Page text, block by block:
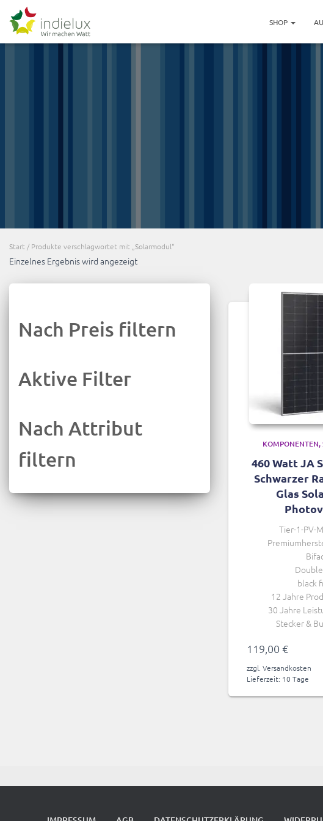
SHOP
Start / Produkte verschlagwortet mit „Solarmodul“
Einzelnes Ergebnis wird angezeigt
Nach Preis filtern
Aktive Filter
Nach Attribut
filtern
KOMPONENTEN
460 Watt JA
Schwarzer
Glas
Tier-1-PV-
black
12 Jahre
30 Jahre
Stecker &
119,00 €
zzgl. Versandkosten
Lieferzeit: 10 Tage